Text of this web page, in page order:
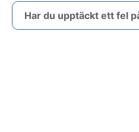
Har du upptäckt ett fel